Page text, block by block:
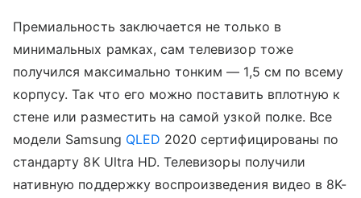
Премиальность заключается не только в
минимальных рамках, сам телевизор тоже
получился максимально тонким — 1,5 см по всему
корпусу. Так что его можно поставить вплотную к
стене или разместить на самой узкой полке. Все
модели Samsung QLED 2020 сертифицированы по
стандарту 8K Ultra HD. Телевизоры получили
нативную поддержку воспроизведения видео в 8K-